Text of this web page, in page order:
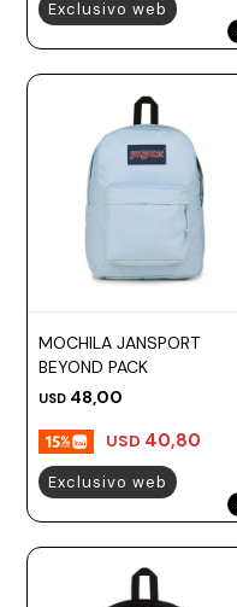
Exclusivo web
MOCHILA JANSPORT
BEYOND PACK
USD 48,00
USD 40,80
Exclusivo web